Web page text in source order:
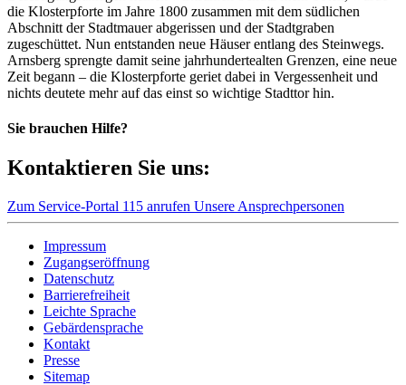
die Klosterpforte im Jahre 1800 zusammen mit dem südlichen
Abschnitt der Stadtmauer abgerissen und der Stadtgraben
zugeschüttet. Nun entstanden neue Häuser entlang des Steinwegs.
Arnsberg sprengte damit seine jahrhundertealten Grenzen, eine neue
Zeit begann – die Klosterpforte geriet dabei in Vergessenheit und
nichts deutete mehr auf das einst so wichtige Stadttor hin.
Sie brauchen Hilfe?
Kontaktieren Sie uns:
Zum Service-Portal 115 anrufen Unsere Ansprechpersonen
Impressum
Zugangseröffnung
Datenschutz
Barrierefreiheit
Leichte Sprache
Gebärdensprache
Kontakt
Presse
Sitemap